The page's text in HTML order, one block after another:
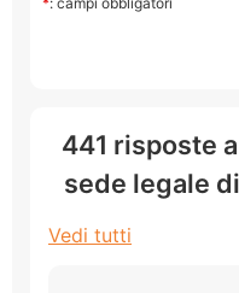
441 risposte
sede legale
Vedi tutti